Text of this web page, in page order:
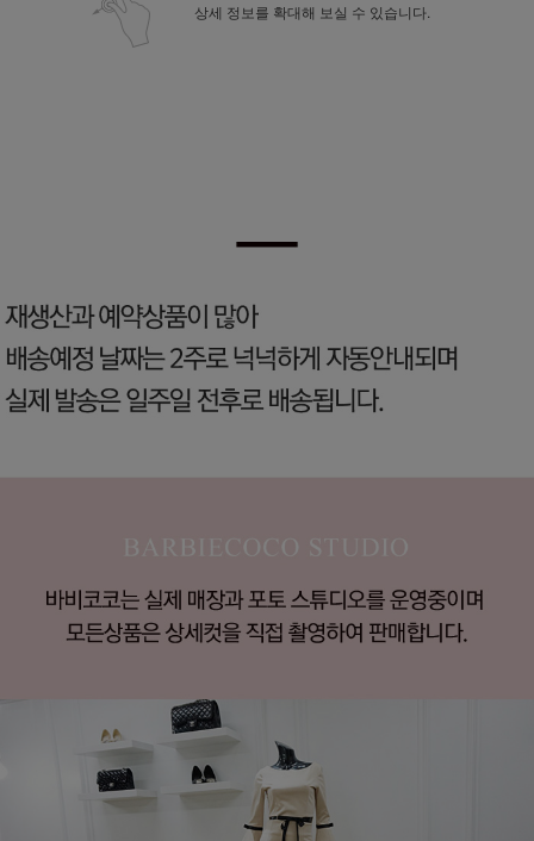
상세 정보를 확대해 보실 수 있습니다.